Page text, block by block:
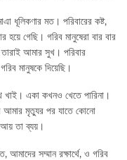
ধূলিকণার মত। পরিবারের কষ্ট,
গেছি। গরিব মানুষেরা বার বার
আমার সুখ। পরিবার
মানুষকে দিয়েছি।
খাই। একা কখনও খেতে পারিনা।
মৃত্যুর পর যাতে কোনো
আয় তা ব্যয়।
আমাদের সম্মান রক্ষার্থে, ও গরিব